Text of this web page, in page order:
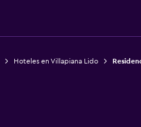
Hoteles en Villapiana Lido